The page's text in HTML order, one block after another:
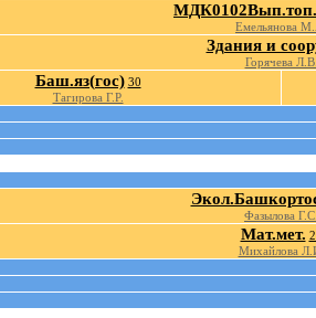
Емельянова
Здания и
Горячева
Баш.яз(гос) 30
Тагирова Г.Р.
Фазылова
Мат.мет.
Михайлова